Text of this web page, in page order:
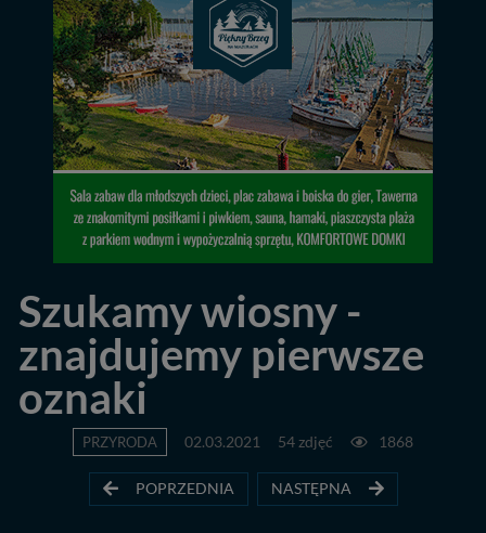
Szukamy wiosny -
znajdujemy pierwsze
oznaki
PRZYRODA 02.03.2021 54 zdjęć 1868
POPRZEDNIA NASTĘPNA